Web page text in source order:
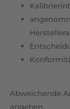
Abweichende
angeben.